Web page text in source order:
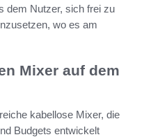
dem Nutzer, sich frei zu
wo es am
Mixer auf dem
kabellose Mixer, die
Budgets entwickelt